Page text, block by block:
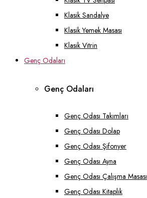
Klasik Sandalye
Klasik Yemek Masası
Klasik Vitrin
Genç Odaları
Genç Odaları
Genç Odası Takımları
Genç Odası Dolap
Genç Odası Şifonyer
Genç Odası Ayna
Genç Odası Çalışma Masası
Genç Odası Kitaplık